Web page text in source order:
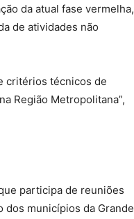
da atual fase vermelha,
de atividades não
critérios técnicos de
Região Metropolitana”,
participa de reuniões
dos municípios da Grande